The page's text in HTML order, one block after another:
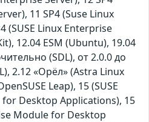
11 SP4 (Suse Linux
(SUSE Linux Enterprise
12.04 ESM (Ubuntu), 19.04
(SDL), от 2.0.0 до
2.12 «Орёл» (Astra Linux
Leap), 15 (SUSE
Desktop Applications), 15
Module for Desktop